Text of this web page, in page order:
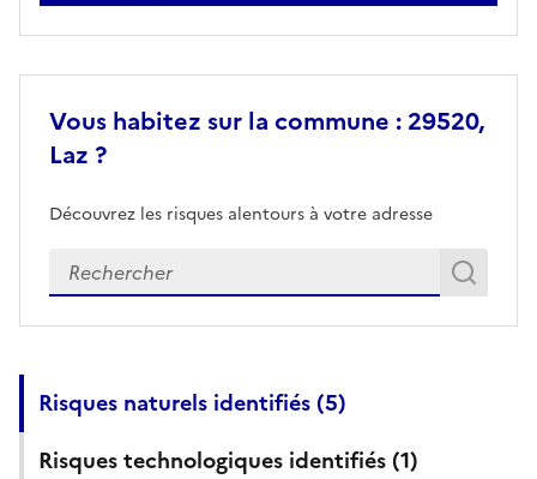
Vous habitez sur la commune : 29520,
Laz ?
Découvrez les risques alentours à votre adresse
Veuillez renseigner votre adresse exacte
Risques naturels identifiés (5)
Risques technologiques identifiés (1)